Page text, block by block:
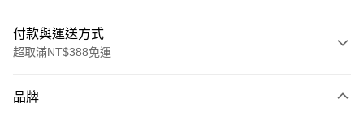
付款與運送方式
超取滿NT$388免運
信用卡一次付款
品牌